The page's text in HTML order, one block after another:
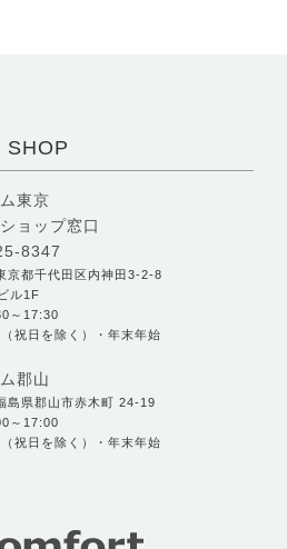
SHOP
東京
ョップ窓口
8347
京都千代田区内神田3-2-8
ル1F
～17:30
祝日を除く）・年末年始
郡山
島県郡山市赤木町 24-19
～17:00
祝日を除く）・年末年始